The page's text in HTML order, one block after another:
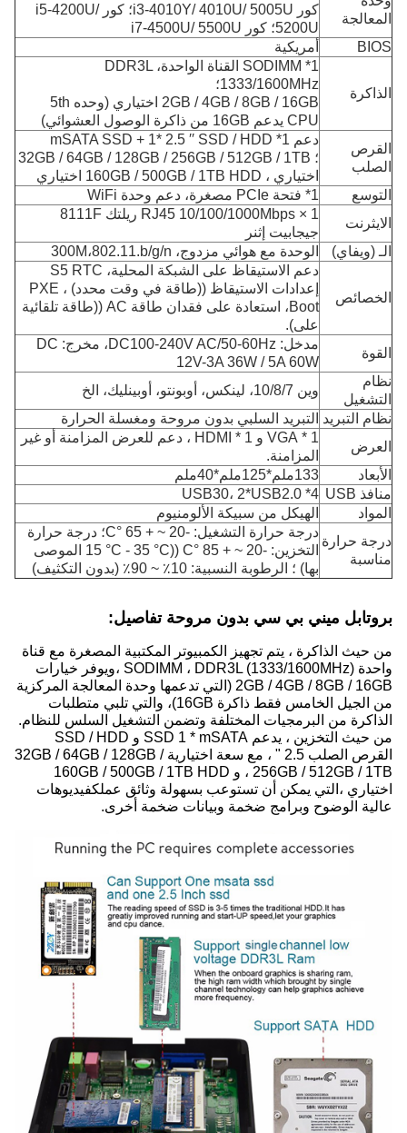
المعالجة
كور i3-4010Y/ 4010U/ 5005U؛ كور i5-4200U/
5200U؛ كور i7-4500U/ 5500U
BIOS
أمريكية
الذاكرة
1* SODIMM القناة الواحدة، DDR3L
1333/1600MHz؛
2GB / 4GB / 8GB / 16GB اختياري (وحده 5th
CPU يدعم 16GB من ذاكرة الوصول العشوائي)
القرص
الصلب
دعم 1* mSATA SSD + 1* 2.5 ′′ SSD / HDD
32GB / 64GB / 128GB / 256GB / 512GB / 1TB
اختياري ، 160GB / 500GB / 1TB HDD اختياري
التوسع
1* فتحة PCIe مصغرة، دعم وحدة WiFi
الايثرنت
1 × RJ45 10/100/1000Mbps ريلتك 8111F
جيجابيت إثنر
الـ (ويفاي)
الوحدة مع هوائي مزدوج، 300M،802.11.b/g/n
الخصائص
دعم الاستيقاظ على الشبكة المحلية، S5 RTC
إعدادات الاستيقاظ ((طاقة في وقت محدد) ، PXE
Boot، استعادة على فقدان طاقة AC ((طاقة تلقائية
على).
القوة
مدخل: DC100-240V AC/50-60Hz، مخرج: DC
12V-3A 36W / 5A 60W
نظام
التشغيل
وين 10/8/7، لينكس، أوبونتو، أوبينليك، الخ
نظام التبريد التبريد السلبي بدون مروحة ومغسلة الحرارة
العرض
1 * VGA و 1 * HDMI ، دعم للعرض المزامنة أو غير
المزامنة.
الأبعاد
133ملم*125ملم*40ملم
منافذ USB
4* USB30، 2*USB2.0
المواد
الهيكل من سبيكة الألومنيوم
درجة حرارة
مناسبة
درجة حرارة التشغيل: -20 ~ + 65 °C؛ درجة حرارة
التخزين: -20 ~ + 85 °C ((15 °C - 35 °C الموصى
بها) ؛ الرطوبة النسبية: 10٪ ~ 90٪ (بدون التكثيف)
بروتابل ميني بي سي بدون مروحة تفاصيل:
من حيث الذاكرة ، يتم تجهيز الكمبيوتر المكتبية المصغرة مع قناة
واحدة SODIMM ، DDR3L (1333/1600MHz) ،ويوفر خيارات
2GB / 4GB / 8GB / 16GB (التي تدعمها وحدة المعالجة المركزية
من الجيل الخامس فقط ذاكرة 16GB)، والتي تلبي متطلبات
الذاكرة من البرمجيات المختلفة وتضمن التشغيل السلس للنظام.
من حيث التخزين ، يدعم SSD 1 * mSATA و SSD / HDD
القرص الصلب 2.5 " ، مع سعة اختيارية 32GB / 64GB / 128GB /
256GB / 512GB / 1TB ، و 160GB / 500GB / 1TB HDD
اختياري ،التي يمكن أن تستوعب بسهولة وثائق عملكفيديوهات
عالية الوضوح وبرامج ضخمة وبيانات ضخمة أخرى.